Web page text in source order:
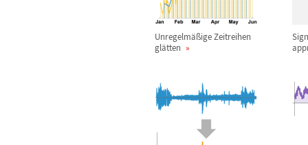
Unregelmäßige Zeitreihen
glätten